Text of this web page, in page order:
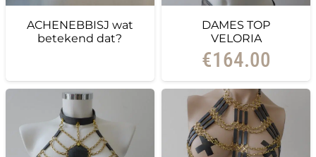
ACHENEBBISJ wat
betekend dat?
DAMES TOP
VELORIA
€164.00